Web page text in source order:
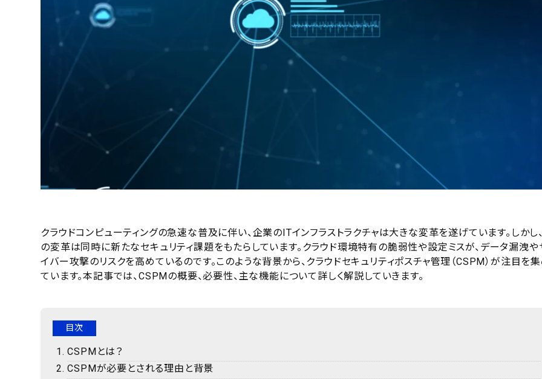
クラウドコンピューティングの急速な普及に伴い、企業のITインフラストラクチャは大きな変革を遂げています。しかし
の変革は同時に新たなセキュリティ課題をもたらしています。クラウド環境特有の脆弱性や設定ミスが、データ漏洩や
イバー攻撃のリスクを高めているのです。このような背景から、クラウドセキュリティポスチャ管理（CSPM）が注目を
ています。本記事では、CSPMの概要、必要性、主な機能について詳しく解説していきます。
目次
CSPMとは？
CSPMが必要とされる理由と背景